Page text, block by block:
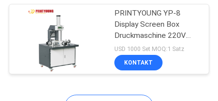
Buchbindungs-
Maschine
Schnittfunktion
PRINTYOUNG YP-8
Display Screen Box
Druckmaschine 220V
Hohe Produktivität 10-15
Stück/Min. 500mm
Maximale Arbeitsbreite
USD 1000 Set MOQ:1 Satz
KONTAKT